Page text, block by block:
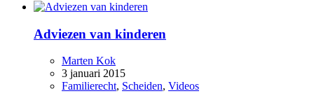
Adviezen van kinderen
Marten Kok
3 januari 2015
Familierecht, Scheiden, Videos